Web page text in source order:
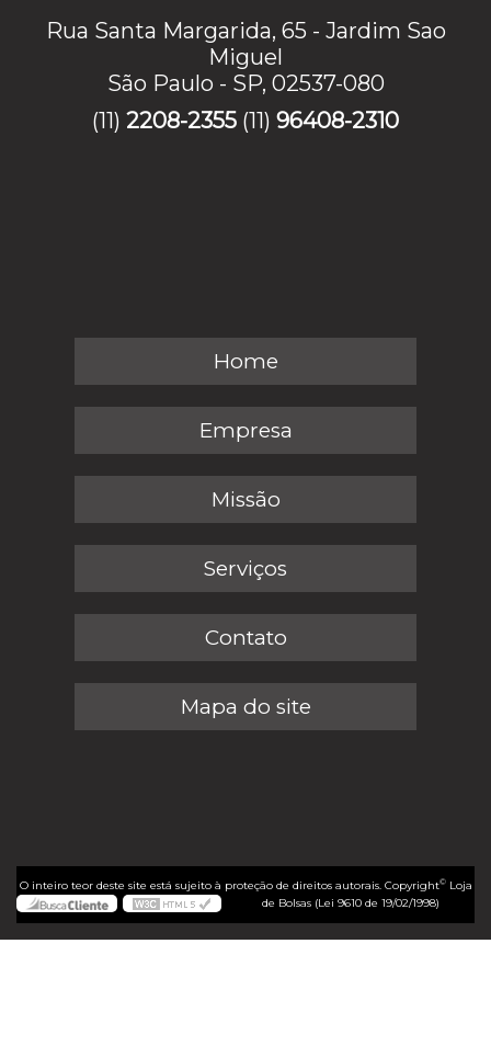
Rua Santa Margarida, 65 - Jardim Sao
Miguel
São Paulo - SP, 02537-080
(11) 2208-2355 (11) 96408-2310
Home
Empresa
Missão
Serviços
Contato
Mapa do site
O inteiro teor deste site está sujeito à proteção de direitos autorais. Copyright©Loja
de Bolsas (Lei 9610 de 19/02/1998)